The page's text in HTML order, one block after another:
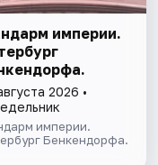
империи.
2026 •
империи.
Бенкендорфа.